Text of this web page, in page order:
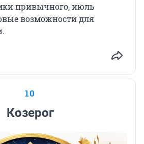
привычного, июль
возможности для
10
Козерог